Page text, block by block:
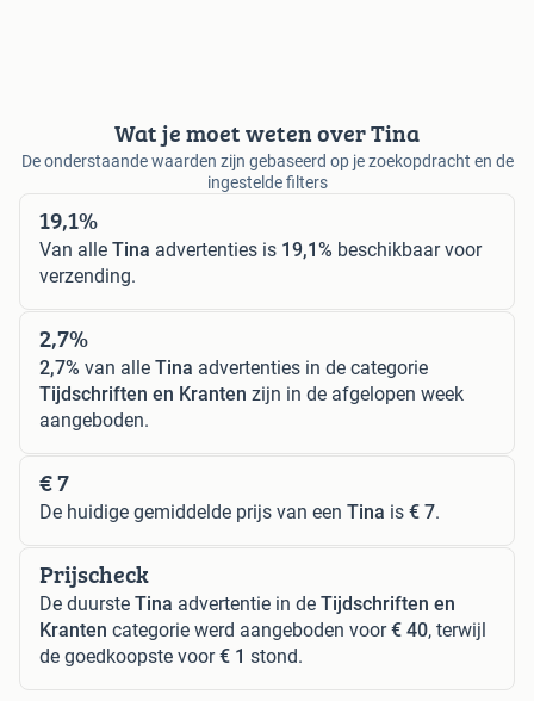
Wat je moet weten over Tina
De onderstaande waarden zijn gebaseerd op je zoekopdracht en de
ingestelde filters
19,1%
Van alle Tina advertenties is 19,1% beschikbaar voor
verzending.
2,7%
2,7% van alle Tina advertenties in de categorie
Tijdschriften en Kranten zijn in de afgelopen week
aangeboden.
€ 7
De huidige gemiddelde prijs van een Tina is € 7.
Prijscheck
De duurste Tina advertentie in de Tijdschriften en
Kranten categorie werd aangeboden voor€ 40, terwijl
de goedkoopste voor€ 1 stond.